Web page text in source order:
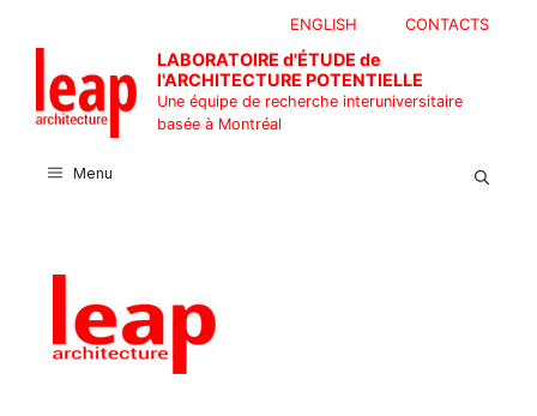
contenu
CONTACTS
ENGLISH
LABORATOIRE d'ÉTUDE de
l'ARCHITECTURE POTENTIELLE
Une équipe de recherche interuniversitaire
basée à Montréal
Menu